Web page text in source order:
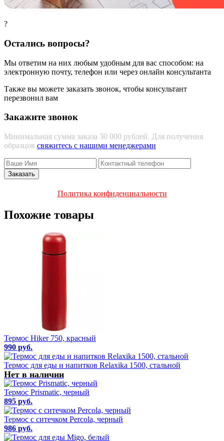
?
Остались вопросы?
Мы ответим на них любым удобным для вас способом: на
электронную почту, телефон или через онлайн консультанта
Также вы можете заказать звонок, чтобы консультант
перезвонил вам
Закажите звонок
Минимальная сумма заказа 30 000 рублей. Для получения
образцов свяжитесь с нашими менеджерами
Политика конфиденциальности
Похожие товары
Термос Hiker 750, красный
990 руб.
Термос для еды и напитков Relaxika 1500, стальной
Нет в наличии
Термос Prismatic, черный
895 руб.
Термос с ситечком Percola, черный
986 руб.